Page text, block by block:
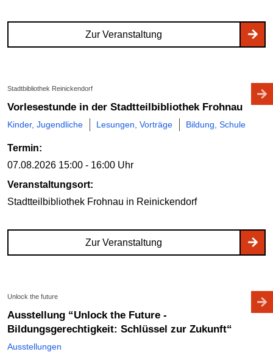
Zur Veranstaltung
Stadtbibliothek Reinickendorf
Vorlesestunde in der Stadtteilbibliothek Frohnau
Kinder, Jugendliche Lesungen, Vorträge Bildung, Schule
Termin:
07.08.2026 15:00 - 16:00 Uhr
Veranstaltungsort:
Stadtteilbibliothek Frohnau in Reinickendorf
Zur Veranstaltung
Unlock the future
Ausstellung “Unlock the Future -
Bildungsgerechtigkeit: Schlüssel zur Zukunft“
Ausstellungen